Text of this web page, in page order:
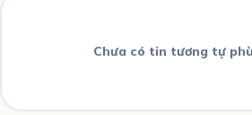
Chưa có tin tương tự